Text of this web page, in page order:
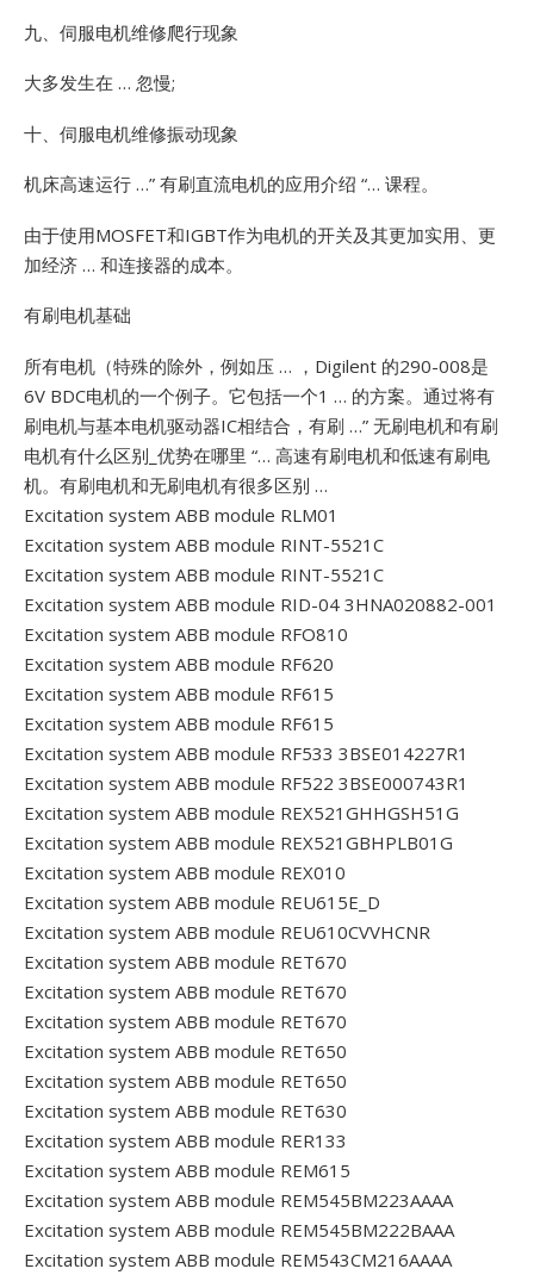
九、伺服电机维修爬行现象
大多发生在 … 忽慢;
十、伺服电机维修振动现象
机床高速运行 …” 有刷直流电机的应用介绍 “… 课程。
由于使用MOSFET和IGBT作为电机的开关及其更加实用、更
加经济 … 和连接器的成本。
有刷电机基础
所有电机（特殊的除外，例如压 … ，Digilent 的290-008是
6V BDC电机的一个例子。它包括一个1 … 的方案。通过将有
刷电机与基本电机驱动器IC相结合，有刷 …” 无刷电机和有刷
电机有什么区别_优势在哪里 “… 高速有刷电机和低速有刷电
机。有刷电机和无刷电机有很多区别 …
Excitation system ABB module RLM01
Excitation system ABB module RINT-5521C
Excitation system ABB module RINT-5521C
Excitation system ABB module RID-04 3HNA020882-001
Excitation system ABB module RFO810
Excitation system ABB module RF620
Excitation system ABB module RF615
Excitation system ABB module RF615
Excitation system ABB module RF533 3BSE014227R1
Excitation system ABB module RF522 3BSE000743R1
Excitation system ABB module REX521GHHGSH51G
Excitation system ABB module REX521GBHPLB01G
Excitation system ABB module REX010
Excitation system ABB module REU615E_D
Excitation system ABB module REU610CVVHCNR
Excitation system ABB module RET670
Excitation system ABB module RET670
Excitation system ABB module RET670
Excitation system ABB module RET650
Excitation system ABB module RET650
Excitation system ABB module RET630
Excitation system ABB module RER133
Excitation system ABB module REM615
Excitation system ABB module REM545BM223AAAA
Excitation system ABB module REM545BM222BAAA
Excitation system ABB module REM543CM216AAAA